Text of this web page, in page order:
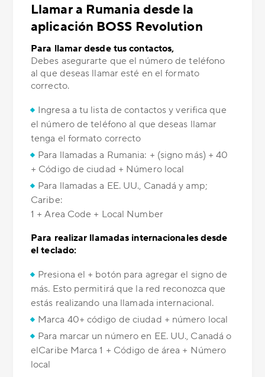
Llamar a Rumania desde la
aplicación BOSS Revolution
Para llamar desde tus contactos,
Debes asegurarte que el número de teléfono
al que deseas llamar esté en el formato
correcto.
Ingresa a tu lista de contactos y verifica que
el número de teléfono al que deseas llamar
tenga el formato correcto
Para llamadas a Rumania: + (signo más) + 40
+ Código de ciudad + Número local
Para llamadas a EE. UU., Canadá y amp;
Caribe:
1 + Area Code + Local Number
Para realizar llamadas internacionales desde
el teclado:
Presiona el + botón para agregar el signo de
más. Esto permitirá que la red reconozca que
estás realizando una llamada internacional.
Marca 40+ código de ciudad + número local
Para marcar un número en EE. UU., Canadá o
elCaribe Marca 1 + Código de área + Número
local